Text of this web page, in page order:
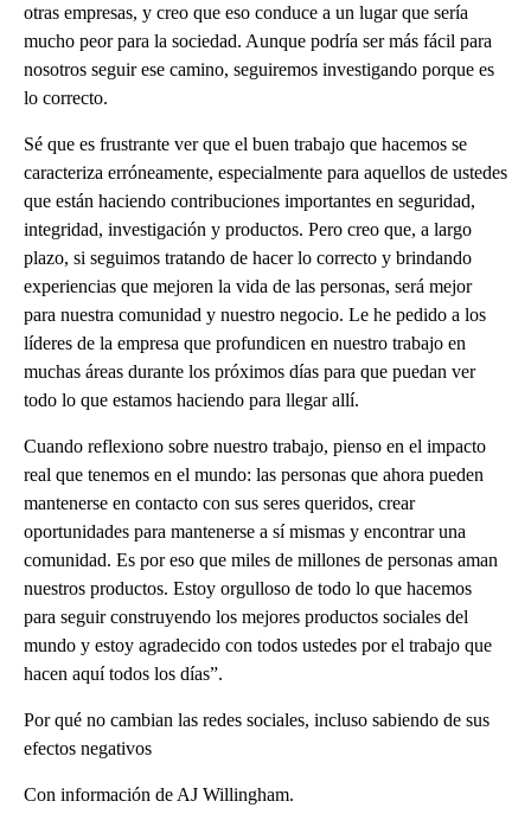
otras empresas, y creo que eso conduce a un lugar que sería
mucho peor para la sociedad. Aunque podría ser más fácil para
nosotros seguir ese camino, seguiremos investigando porque es
lo correcto.
Sé que es frustrante ver que el buen trabajo que hacemos se
caracteriza erróneamente, especialmente para aquellos de ustedes
que están haciendo contribuciones importantes en seguridad,
integridad, investigación y productos. Pero creo que, a largo
plazo, si seguimos tratando de hacer lo correcto y brindando
experiencias que mejoren la vida de las personas, será mejor
para nuestra comunidad y nuestro negocio. Le he pedido a los
líderes de la empresa que profundicen en nuestro trabajo en
muchas áreas durante los próximos días para que puedan ver
todo lo que estamos haciendo para llegar allí.
Cuando reflexiono sobre nuestro trabajo, pienso en el impacto
real que tenemos en el mundo: las personas que ahora pueden
mantenerse en contacto con sus seres queridos, crear
oportunidades para mantenerse a sí mismas y encontrar una
comunidad. Es por eso que miles de millones de personas aman
nuestros productos. Estoy orgulloso de todo lo que hacemos
para seguir construyendo los mejores productos sociales del
mundo y estoy agradecido con todos ustedes por el trabajo que
hacen aquí todos los días”.
Por qué no cambian las redes sociales, incluso sabiendo de sus
efectos negativos
Con información de AJ Willingham.